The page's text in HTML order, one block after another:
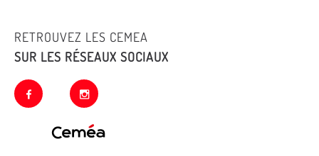
RETROUVEZ LES CEMEA
SUR LES RÉSEAUX SOCIAUX
facebook instagram